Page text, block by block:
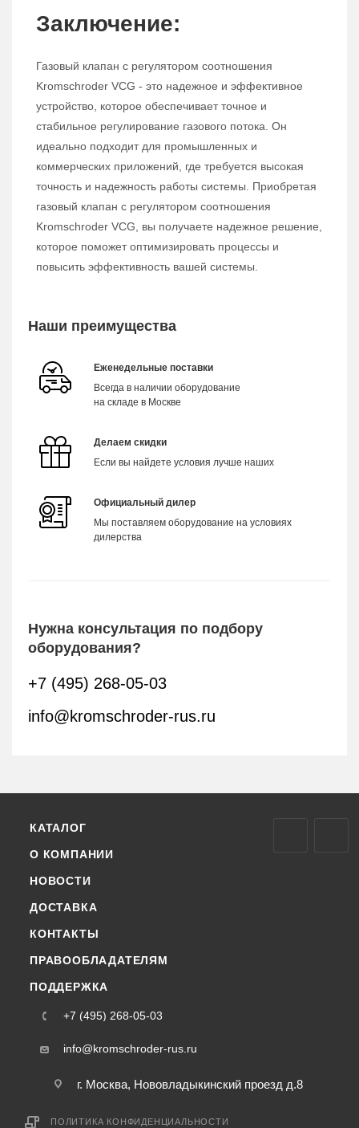
Заключение:
Газовый клапан с регулятором соотношения
Kromschroder VCG - это надежное и эффективное
устройство, которое обеспечивает точное и
стабильное регулирование газового потока. Он
идеально подходит для промышленных и
коммерческих приложений, где требуется высокая
точность и надежность работы системы. Приобретая
газовый клапан с регулятором соотношения
Kromschroder VCG, вы получаете надежное решение,
которое поможет оптимизировать процессы и
повысить эффективность вашей системы.
Наши преимущества
Еженедельные поставки
Всегда в наличии оборудование
на складе в Москве
Делаем скидки
Если вы найдете условия лучше наших
Официальный дилер
Мы поставляем оборудование на условиях
дилерства
Нужна консультация по подбору
оборудования?
+7 (495) 268-05-03
info@kromschroder-rus.ru
КАТАЛОГ
О КОМПАНИИ
НОВОСТИ
ДОСТАВКА
КОНТАКТЫ
ПРАВООБЛАДАТЕЛЯМ
ПОДДЕРЖКА
+7 (495) 268-05-03
info@kromschroder-rus.ru
г. Москва, Нововладыкинский проезд д.8
ПОЛИТИКА КОНФИДЕНЦИАЛЬНОСТИ